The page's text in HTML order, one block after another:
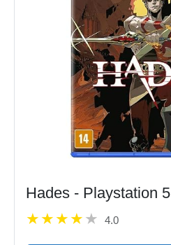
Hades - Playstation 5
4.0